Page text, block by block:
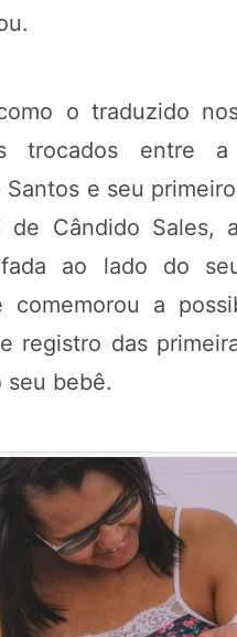
o traduzido
trocados entre a
Santos e seu
de Cândido Sales,
ao lado do
comemorou a
registro das
seu bebê.